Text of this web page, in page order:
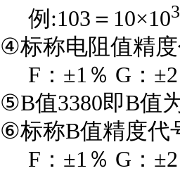
例:103＝10×103
④标称电阻值精
F：±1％ G：±2
⑤B值3380即B值
⑥标称B值精度代
F：±1％ G：±2